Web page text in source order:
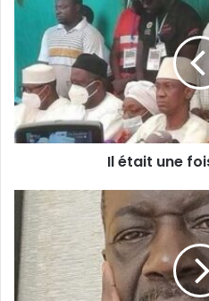
était
le
M5-
RFP
Il était une
Action
Climatique
Agissez
Maintenant